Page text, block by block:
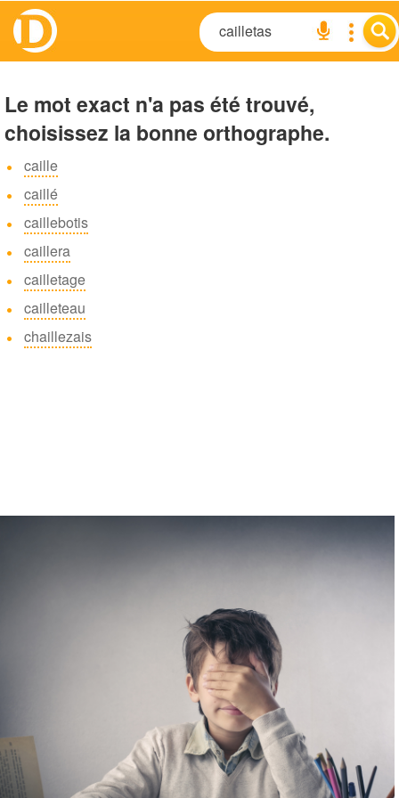
Le mot exact n'a pas été trouvé,
choisissez la bonne orthographe.
caille
caillé
caillebotis
caillera
cailletage
cailleteau
chaillezais